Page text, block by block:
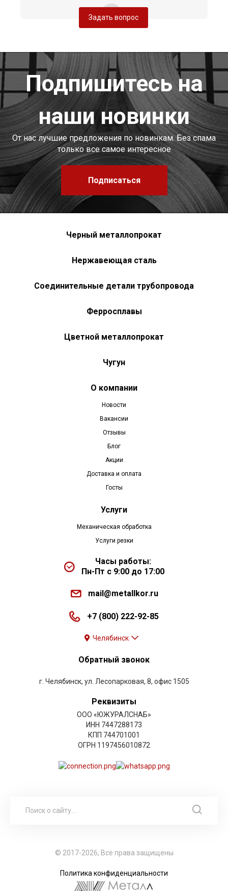
Задать вопрос
Подпишитесь на
наши новинки
От нас лучшие предложения по новинкам. Без спама
только все самое интересное
Подписаться
Черный металлопрокат
Нержавеющая сталь
Соединительные детали трубопровода
Ферросплавы
Цветной металлопрокат
Чугун
О компании
Новости
Вакансии
Отзывы
Блог
Акции
Доставка и оплата
Госты
Услуги
Механическая обработка
Услуги резки
Часы работы:
Пн-Пт с 9:00 до 17:00
mail@metallkor.ru
+7 (800) 222-92-85
Челябинск
Обратный звонок
г. Челябинск, ул. Лесопарковая, 8, офис 1505
Реквизиты
ООО «ЮЖУРАЛСНАБ»
ИНН 7447288173
КПП 744701001
ОГРН 1197456010872
© 2017-2026, Все права защищены
Политика конфиденциальности